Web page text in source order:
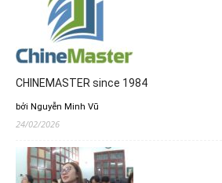
CHINEMASTER since 1984
bởi Nguyễn Minh Vũ
24/02/2026